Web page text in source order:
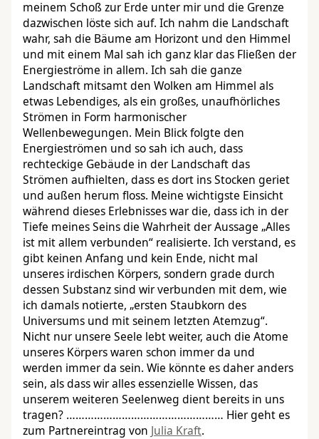
meinem Schoß zur Erde unter mir und die Grenze
dazwischen löste sich auf. Ich nahm die Landschaft
wahr, sah die Bäume am Horizont und den Himmel
und mit einem Mal sah ich ganz klar das Fließen der
Energieströme in allem. Ich sah die ganze
Landschaft mitsamt den Wolken am Himmel als
etwas Lebendiges, als ein großes, unaufhörliches
Strömen in Form harmonischer
Wellenbewegungen. Mein Blick folgte den
Energieströmen und so sah ich auch, dass
rechteckige Gebäude in der Landschaft das
Strömen aufhielten, dass es dort ins Stocken geriet
und außen herum floss. Meine wichtigste Einsicht
während dieses Erlebnisses war die, dass ich in der
Tiefe meines Seins die Wahrheit der Aussage „Alles
ist mit allem verbunden“ realisierte. Ich verstand, es
gibt keinen Anfang und kein Ende, nicht mal
unseres irdischen Körpers, sondern grade durch
dessen Substanz sind wir verbunden mit dem, wie
ich damals notierte, „ersten Staubkorn des
Universums und mit seinem letzten Atemzug“.
Nicht nur unsere Seele lebt weiter, auch die Atome
unseres Körpers waren schon immer da und
werden immer da sein. Wie könnte es daher anders
sein, als dass wir alles essenzielle Wissen, das
unserem weiteren Seelenweg dient bereits in uns
tragen? …………………………………………… Hier geht es
zum Partnereintrag von Julia Kraft.